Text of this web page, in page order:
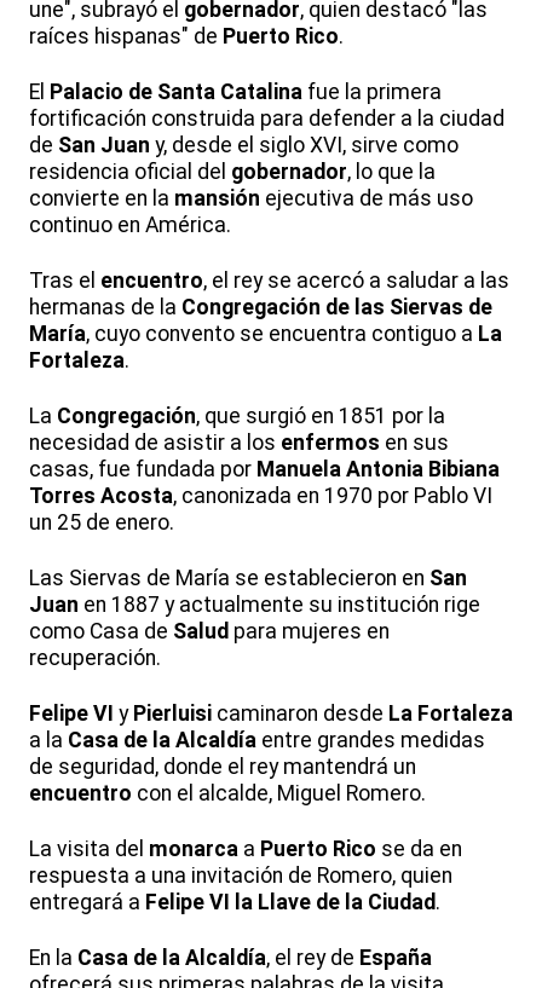
une", subrayó el gobernador, quien destacó "las
raíces hispanas" de Puerto Rico.
El Palacio de Santa Catalina fue la primera
fortificación construida para defender a la ciudad
de San Juan y, desde el siglo XVI, sirve como
residencia oficial del gobernador, lo que la
convierte en la mansión ejecutiva de más uso
continuo en América.
Tras el encuentro, el rey se acercó a saludar a las
hermanas de la Congregación de las Siervas de
María, cuyo convento se encuentra contiguo a La
Fortaleza.
La Congregación, que surgió en 1851 por la
necesidad de asistir a los enfermos en sus
casas, fue fundada por Manuela Antonia Bibiana
Torres Acosta, canonizada en 1970 por Pablo VI
un 25 de enero.
Las Siervas de María se establecieron en San
Juan en 1887 y actualmente su institución rige
como Casa de Salud para mujeres en
recuperación.
Felipe VI y Pierluisi caminaron desde La Fortaleza
a la Casa de la Alcaldía entre grandes medidas
de seguridad, donde el rey mantendrá un
encuentro con el alcalde, Miguel Romero.
La visita del monarca a Puerto Rico se da en
respuesta a una invitación de Romero, quien
entregará a Felipe VI la Llave de la Ciudad.
En la Casa de la Alcaldía, el rey de España